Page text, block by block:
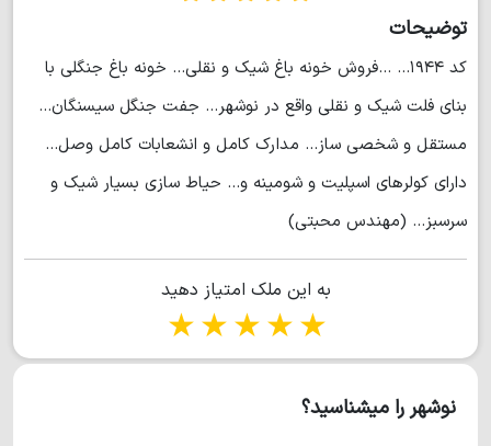
توضیحات
کد ۱۹۴۴... ...فروش خونه باغ شیک و نقلی... خونه باغ جنگلی با
بنای فلت شیک و نقلی واقع در نوشهر... جفت جنگل سیسنگان...
مستقل و شخصی ساز... مدارک کامل و انشعابات کامل وصل...
دارای کولرهای اسپلیت و شومینه و... حیاط سازی بسیار شیک و
سرسبز... (مهندس محبتی)
به این ملک امتیاز دهید
5 stars
4 stars
3 stars
2 stars
نوشهر را میشناسید؟